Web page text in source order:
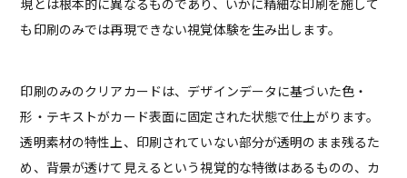
現とは根本的に異なるものであり、いかに精細な印刷を施して
も印刷のみでは再現できない視覚体験を生み出します。
印刷のみのクリアカードは、デザインデータに基づいた色・
形・テキストがカード表面に固定された状態で仕上がります。
透明素材の特性上、印刷されていない部分が透明のまま残るた
め、背景が透けて見えるという視覚的な特徴はあるものの、カ